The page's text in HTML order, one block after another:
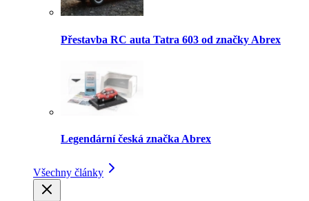
Přestavba RC auta Tatra 603 od značky Abrex
Legendární česká značka Abrex
Všechny články